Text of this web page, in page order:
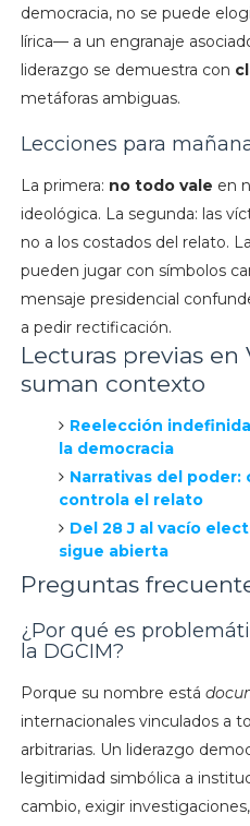
democracia, no se puede
lírica— a un engranaje
liderazgo se demuestra con
metáforas ambiguas.
Lecciones para
La primera: no todo vale en
ideológica. La segunda: las
no a los costados del relato.
pueden jugar con símbolos
mensaje presidencial
a pedir rectificación.
Lecturas previas
suman contexto
Reelección
la democracia
Narrativas del poder:
controla el relato
Del 28 J al vacío
sigue abierta
Preguntas
¿Por qué es
la DGCIM?
Porque su nombre está
internacionales vinculados a
arbitrarias. Un liderazgo
legitimidad simbólica a
cambio, exigir